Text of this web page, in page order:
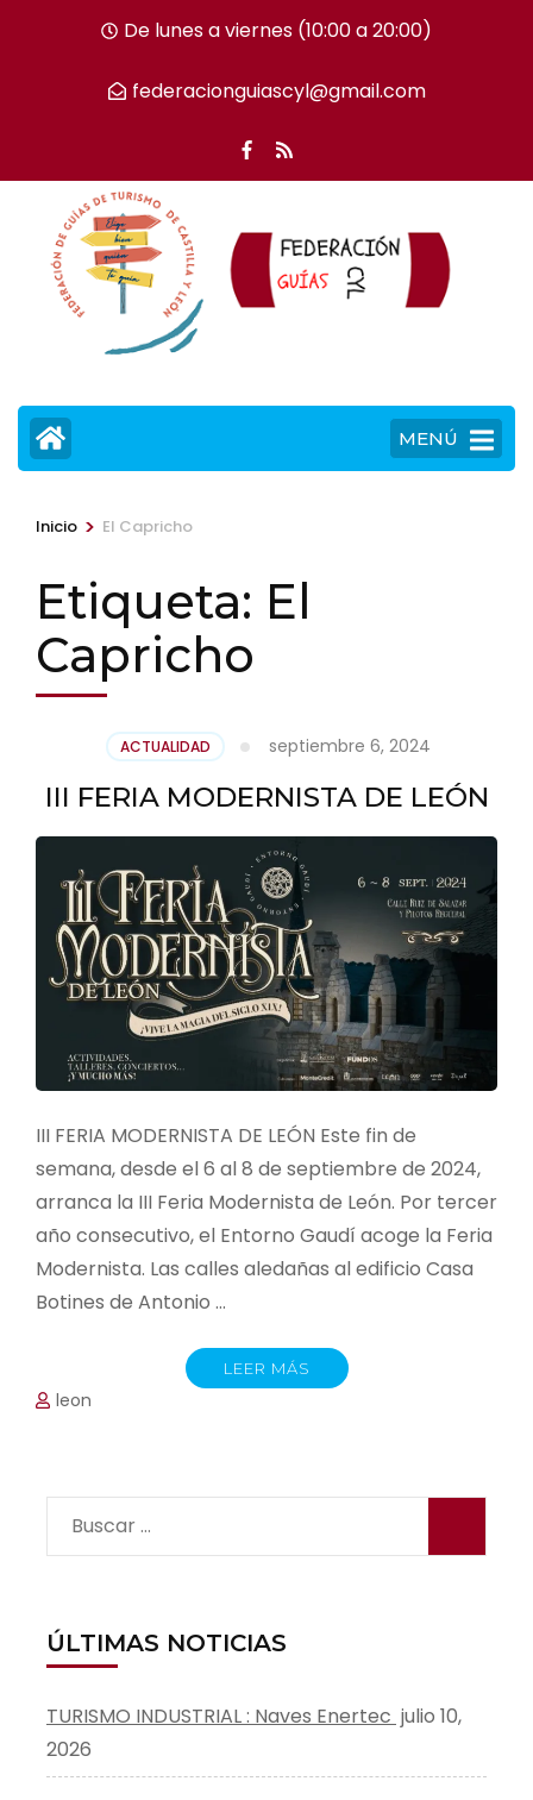
tecla
De lunes a viernes (10:00 a 20:00)
federacionguiascyl@gmail.com
MENÚ
Inicio > El Capricho
Etiqueta: El
Capricho
ACTUALIDAD septiembre 6, 2024
III FERIA MODERNISTA DE LEÓN
III FERIA MODERNISTA DE LEÓN Este fin de
semana, desde el 6 al 8 de septiembre de 2024,
arranca la III Feria Modernista de León. Por tercer
año consecutivo, el Entorno Gaudí acoge la Feria
Modernista. Las calles aledañas al edificio Casa
Botines de Antonio …
LEER MÁS
leon
Buscar:
ÚLTIMAS NOTICIAS
TURISMO INDUSTRIAL : Naves Enertec julio 10,
2026